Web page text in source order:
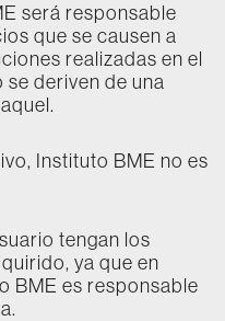
será responsable
que se causen a
realizadas en el
se deriven de una
Instituto BME no es
tengan los
ya que en
BME es responsable